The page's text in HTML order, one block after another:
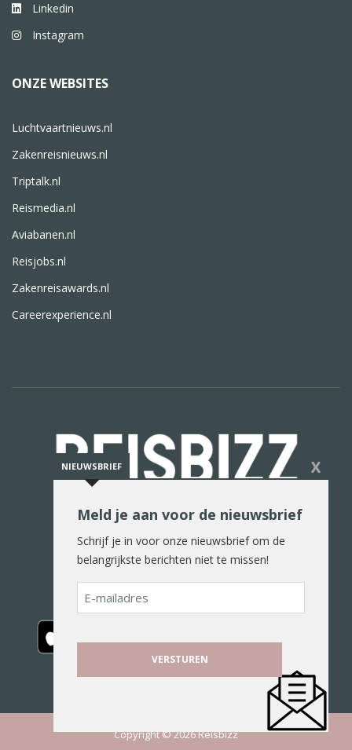
Linkedin
Instagram
ONZE WEBSITES
Luchtvaartnieuws.nl
Zakenreisnieuws.nl
Triptalk.nl
Reismedia.nl
Aviabanen.nl
Reisjobs.nl
Zakenreisawards.nl
Careerexperience.nl
De reiswereld in woord en beeld
Copyright © 2026 Reisbizz
NIEUWSBRIEF X
Meld je aan voor de nieuwsbrief
Schrijf je in voor onze nieuwsbrief om de
belangrijkste berichten niet te missen!
E-
mailadres